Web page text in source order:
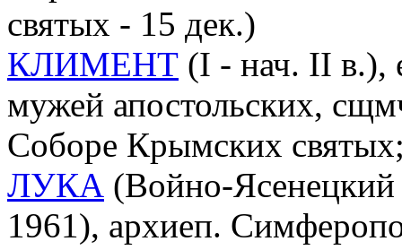
святых - 15 дек.)
КЛИМЕНТ (I - нач. II в.),
мужей апостольских,
Соборе Крымских
ЛУКА (Войно-
1961), архиеп.